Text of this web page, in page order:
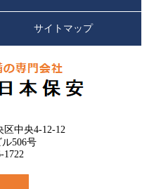
サイトマップ
区中央4-12-12
506号
1722